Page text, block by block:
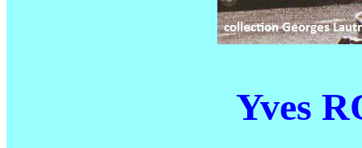
Yves